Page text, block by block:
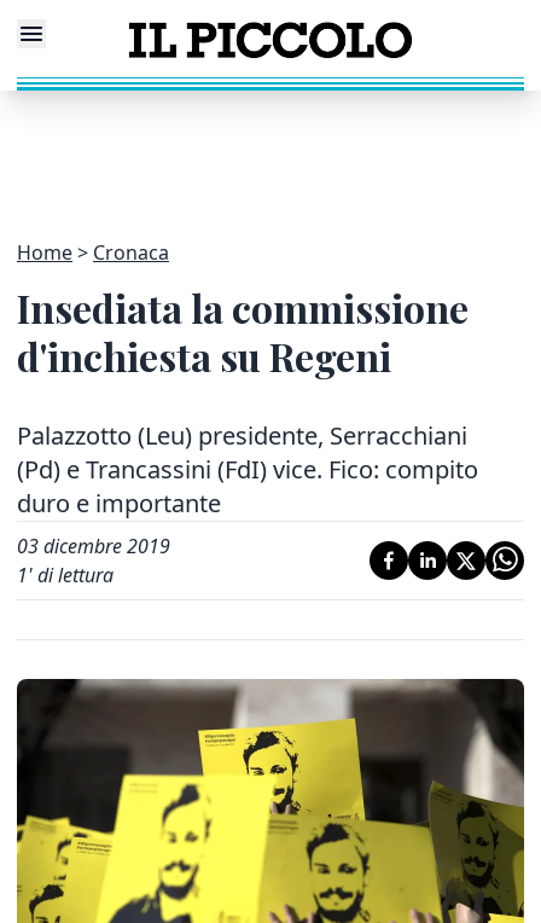
Home Cronaca
Insediata la commissione
d'inchiesta su Regeni
Palazzotto (Leu) presidente, Serracchiani
(Pd) e Trancassini (FdI) vice. Fico: compito
duro e importante
03 dicembre 2019
1' di lettura